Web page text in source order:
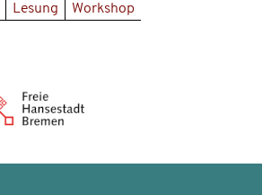
Lesung Workshop